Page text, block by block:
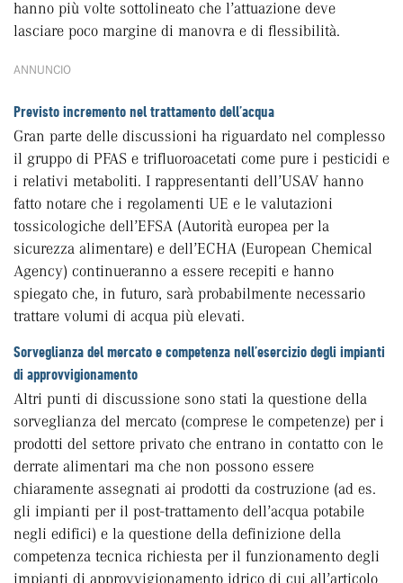
hanno più volte sottolineato che l’attuazione deve
lasciare poco margine di manovra e di flessibilità.
ANNUNCIO
Previsto incremento nel trattamento dell’acqua
Gran parte delle discussioni ha riguardato nel complesso
il gruppo di PFAS e trifluoroacetati come pure i pesticidi e
i relativi metaboliti. I rappresentanti dell’USAV hanno
fatto notare che i regolamenti UE e le valutazioni
tossicologiche dell’EFSA (Autorità europea per la
sicurezza alimentare) e dell’ECHA (European Chemical
Agency) continueranno a essere recepiti e hanno
spiegato che, in futuro, sarà probabilmente necessario
trattare volumi di acqua più elevati.
Sorveglianza del mercato e competenza nell’esercizio degli impianti
di approvvigionamento
Altri punti di discussione sono stati la questione della
sorveglianza del mercato (comprese le competenze) per i
prodotti del settore privato che entrano in contatto con le
derrate alimentari ma che non possono essere
chiaramente assegnati ai prodotti da costruzione (ad es.
gli impianti per il post-trattamento dell’acqua potabile
negli edifici) e la questione della definizione della
competenza tecnica richiesta per il funzionamento degli
impianti di approvvigionamento idrico di cui all’articolo